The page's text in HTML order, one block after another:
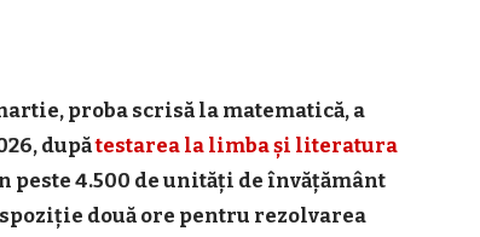
proba scrisă la matematică, a
dupătestarea la limba și literatura
peste 4.500 de unități de învățământ
două ore pentru rezolvarea